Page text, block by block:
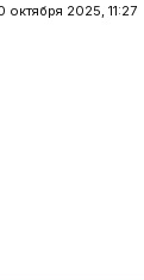
октября 2025, 11:27